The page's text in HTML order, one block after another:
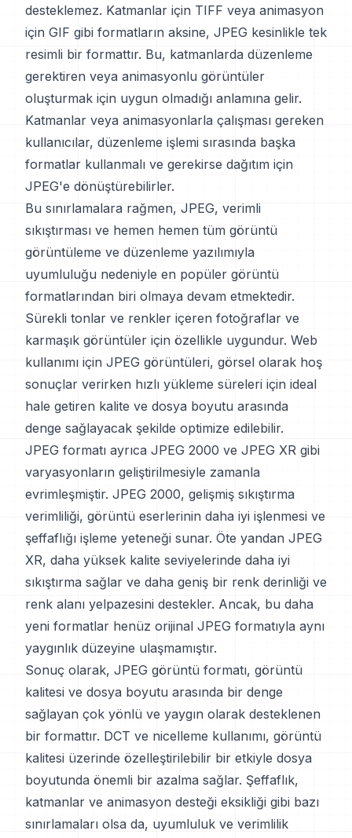
desteklemez. Katmanlar için TIFF veya animasyon
için GIF gibi formatların aksine, JPEG kesinlikle tek
resimli bir formattır. Bu, katmanlarda düzenleme
gerektiren veya animasyonlu görüntüler
oluşturmak için uygun olmadığı anlamına gelir.
Katmanlar veya animasyonlarla çalışması gereken
kullanıcılar, düzenleme işlemi sırasında başka
formatlar kullanmalı ve gerekirse dağıtım için
JPEG'e dönüştürebilirler.
Bu sınırlamalara rağmen, JPEG, verimli
sıkıştırması ve hemen hemen tüm görüntü
görüntüleme ve düzenleme yazılımıyla
uyumluluğu nedeniyle en popüler görüntü
formatlarından biri olmaya devam etmektedir.
Sürekli tonlar ve renkler içeren fotoğraflar ve
karmaşık görüntüler için özellikle uygundur. Web
kullanımı için JPEG görüntüleri, görsel olarak hoş
sonuçlar verirken hızlı yükleme süreleri için ideal
hale getiren kalite ve dosya boyutu arasında
denge sağlayacak şekilde optimize edilebilir.
JPEG formatı ayrıca JPEG 2000 ve JPEG XR gibi
varyasyonların geliştirilmesiyle zamanla
evrimleşmiştir. JPEG 2000, gelişmiş sıkıştırma
verimliliği, görüntü eserlerinin daha iyi işlenmesi ve
şeffaflığı işleme yeteneği sunar. Öte yandan JPEG
XR, daha yüksek kalite seviyelerinde daha iyi
sıkıştırma sağlar ve daha geniş bir renk derinliği ve
renk alanı yelpazesini destekler. Ancak, bu daha
yeni formatlar henüz orijinal JPEG formatıyla aynı
yaygınlık düzeyine ulaşmamıştır.
Sonuç olarak, JPEG görüntü formatı, görüntü
kalitesi ve dosya boyutu arasında bir denge
sağlayan çok yönlü ve yaygın olarak desteklenen
bir formattır. DCT ve nicelleme kullanımı, görüntü
kalitesi üzerinde özelleştirilebilir bir etkiyle dosya
boyutunda önemli bir azalma sağlar. Şeffaflık,
katmanlar ve animasyon desteği eksikliği gibi bazı
sınırlamaları olsa da, uyumluluk ve verimlilik